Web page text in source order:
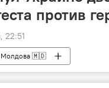
против
22:51
Молдова 🇲🇩